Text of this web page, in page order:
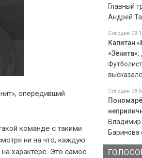
опередивший
команде с такими
ни на что, каждую
характере. Это самое
Главный
Андрей
Сегодня
Капитан
Сегодня
Баринова